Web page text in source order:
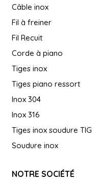
Câble inox
Fil à freiner
Fil Recuit
Corde à piano
Tiges inox
Tiges piano ressort
Inox 304
Inox 316
Tiges inox soudure TIG
Soudure inox
NOTRE SOCIÉTÉ